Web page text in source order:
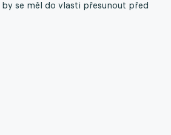
se měl do vlasti přesunout před